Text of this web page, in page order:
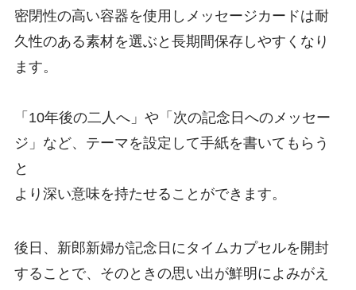
密閉性の高い容器を使用しメッセージカードは耐
久性のある素材を選ぶと長期間保存しやすくなり
ます。
「10年後の二人へ」や「次の記念日へのメッセー
ジ」など、テーマを設定して手紙を書いてもらう
と
より深い意味を持たせることができます。
後日、新郎新婦が記念日にタイムカプセルを開封
することで、そのときの思い出が鮮明によみがえ